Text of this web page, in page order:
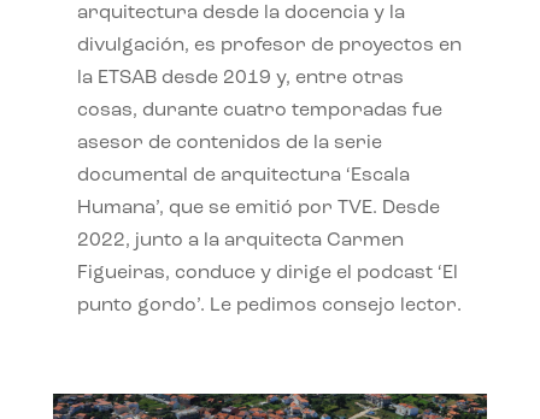
arquitectura desde la docencia y la
divulgación, es profesor de proyectos en
la ETSAB desde 2019 y, entre otras
cosas, durante cuatro temporadas fue
asesor de contenidos de la serie
documental de arquitectura ‘Escala
Humana’, que se emitió por TVE. Desde
2022, junto a la arquitecta Carmen
Figueiras, conduce y dirige el podcast ‘El
punto gordo’. Le pedimos consejo lector.